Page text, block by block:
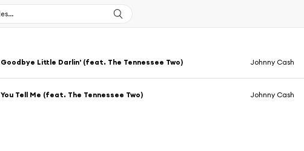
Goodbye Little Darlin' (feat. The Tennessee Two) Johnny Cash
You Tell Me (feat. The Tennessee Two) Johnny Cash